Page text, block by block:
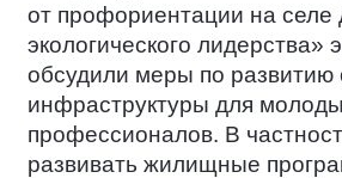
от профориентации на селе
экологического лидерства»
обсудили меры по развитию
инфраструктуры для
профессионалов. В
развивать жилищные